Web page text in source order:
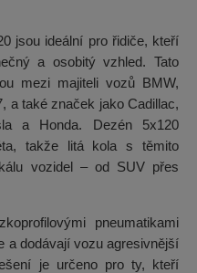
jsou ideální pro řidiče, kteří
a osobitý vzhled. Tato
mezi majiteli vozů BMW,
a také značek jako Cadillac,
a Honda. Dezén 5x120
takže litá kola s těmito
vozidel – od SUV přes
pneumatikami
a dodávají vozu agresivnější
je určeno pro ty, kteří